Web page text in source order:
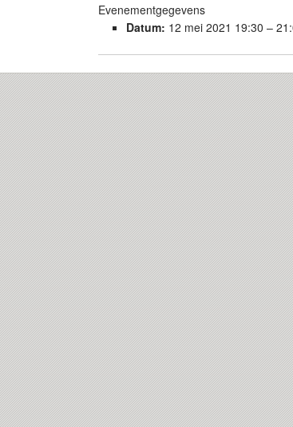
Evenementgegevens
Datum: 12 mei 2021 19:30 –